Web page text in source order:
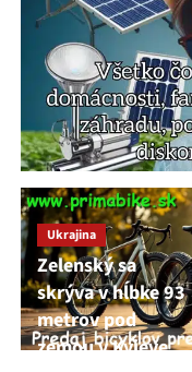
Ukrajina
Zelenský sa
skrýva v hĺbke 93
metrov pod
zemou v Kyjeve